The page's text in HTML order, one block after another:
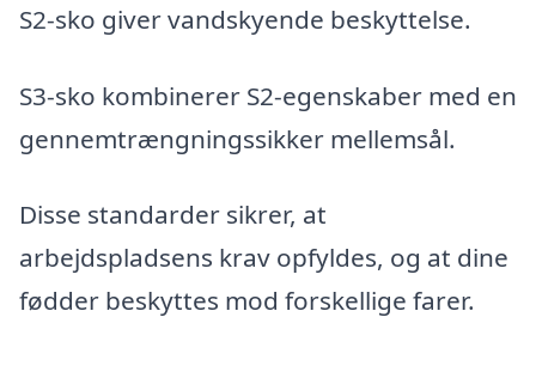
S2-sko giver vandskyende beskyttelse.
S3-sko kombinerer S2-egenskaber med en
gennemtrængningssikker mellemsål.
Disse standarder sikrer, at
arbejdspladsens krav opfyldes, og at dine
fødder beskyttes mod forskellige farer.